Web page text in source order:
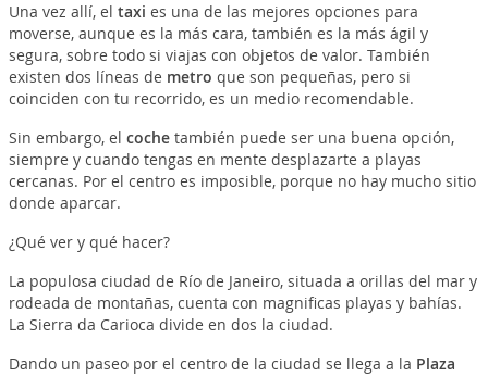
Una vez allí, el taxi es una de las mejores opciones para
moverse, aunque es la más cara, también es la más ágil y
segura, sobre todo si viajas con objetos de valor. También
existen dos líneas de metro que son pequeñas, pero si
coinciden con tu recorrido, es un medio recomendable.
Sin embargo, el cochetambién puede ser una buena opción,
siempre y cuando tengas en mente desplazarte a playas
cercanas. Por el centro es imposible, porque no hay mucho sitio
donde aparcar.
¿Qué ver y qué hacer?
La populosa ciudad de Río de Janeiro, situada a orillas del mar y
rodeada de montañas, cuenta con magnificas playas y bahías.
La Sierra da Carioca divide en dos la ciudad.
Dando un paseo por el centro de la ciudad se llega a la Plaza